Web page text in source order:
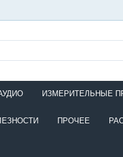
ИЗМЕРИТЕЛЬНЫЕ
ПРОЧЕЕ